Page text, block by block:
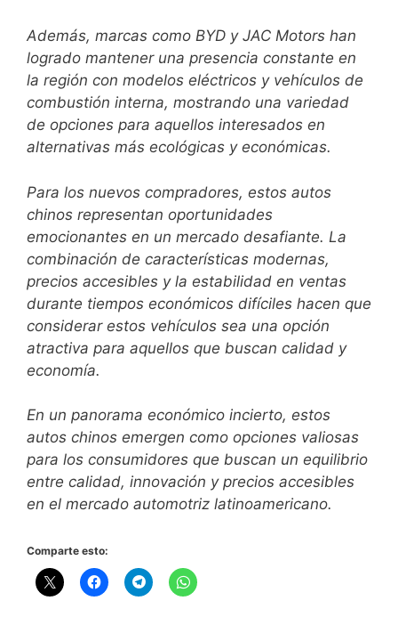
Además, marcas como BYD y JAC Motors han
logrado mantener una presencia constante en
la región con modelos eléctricos y vehículos de
combustión interna, mostrando una variedad
de opciones para aquellos interesados en
alternativas más ecológicas y económicas.
Para los nuevos compradores, estos autos
chinos representan oportunidades
emocionantes en un mercado desafiante. La
combinación de características modernas,
precios accesibles y la estabilidad en ventas
durante tiempos económicos difíciles hacen que
considerar estos vehículos sea una opción
atractiva para aquellos que buscan calidad y
economía.
En un panorama económico incierto, estos
autos chinos emergen como opciones valiosas
para los consumidores que buscan un equilibrio
entre calidad, innovación y precios accesibles
en el mercado automotriz latinoamericano.
Comparte esto: